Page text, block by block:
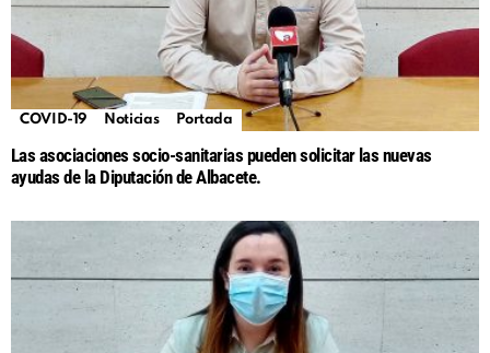
COVID-19 Noticias Portada
Las asociaciones socio-sanitarias pueden solicitar las nuevas
ayudas de la Diputación de Albacete.